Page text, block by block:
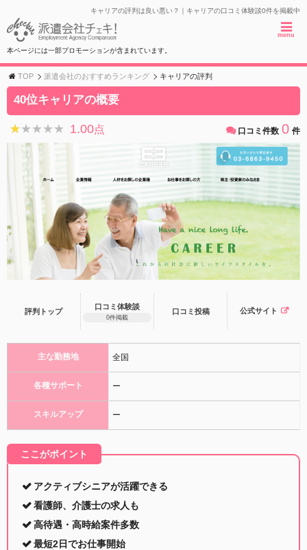
キャリアの評判は良い悪い？｜キャリアの口コミ体験談0件を掲載中
menu
本ページには一部プロモーションが含まれています。
TOP 派遣会社のおすすめランキング キャリアの評判
40位キャリアの概要
★★★★★
★★★★★ 1.00点 口コミ件数 0 件
評判トップ
口コミ体験談
0件掲載
口コミ 投稿 公式サイト
主な勤務地 全国
各種サポート ー
スキルアップ ー
ここがポイント
アクティブシニアが活躍できる
看護師、介護士の求人も
高待遇・高時給案件多数
最短2日でお仕事開始